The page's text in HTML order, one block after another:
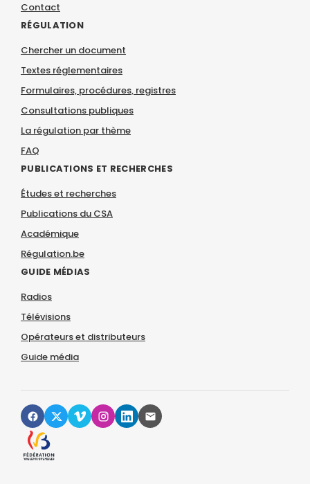
Contact
RÉGULATION
Chercher un document
Textes réglementaires
Formulaires, procédures, registres
Consultations publiques
La régulation par thème
FAQ
PUBLICATIONS ET RECHERCHES
Études et recherches
Publications du CSA
Académique
Régulation.be
GUIDE MÉDIAS
Radios
Télévisions
Opérateurs et distributeurs
Guide média